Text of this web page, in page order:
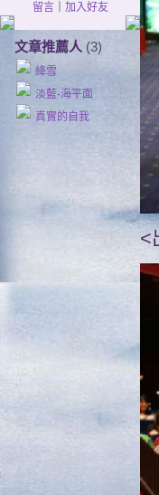
留言｜ 加入好友
文章推薦人 (3)
絳雪
淡藍-海平面
真實的自我
<